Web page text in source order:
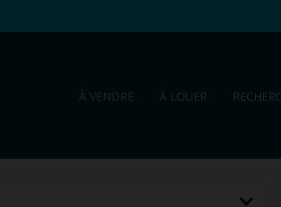
À VENDRE À LOUER